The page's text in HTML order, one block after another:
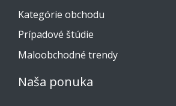
Kategórie obchodu
Prípadové štúdie
Maloobchodné trendy
Naša ponuka